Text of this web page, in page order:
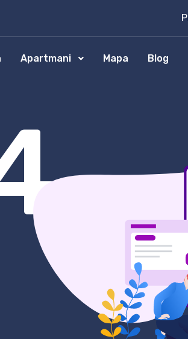
Apartmani Mapa Blog